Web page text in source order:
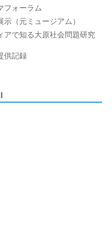
フォーラム
示（元ミュージアム）
アで知る大原社会問題研究
供記録